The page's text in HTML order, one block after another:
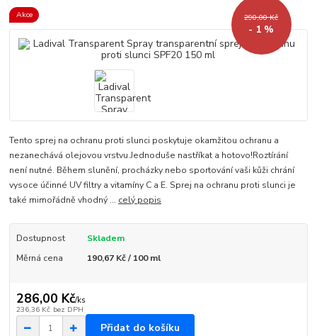
Akce 290,00 Kč
- 1 %
Tento sprej na ochranu proti slunci poskytuje okamžitou ochranu a
nezanechává olejovou vrstvu.Jednoduše nastříkat a hotovo!Roztírání
není nutné. Během slunění, procházky nebo sportování vaši kůži chrání
vysoce účinné UV filtry a vitamíny C a E. Sprej na ochranu proti slunci je
také mimořádně vhodný ... celý popis
Dostupnost
Skladem
Měrná cena
190,67 Kč / 100 ml
286,00 Kč/ks
236,36 Kč bez DPH
Přidat do košíku